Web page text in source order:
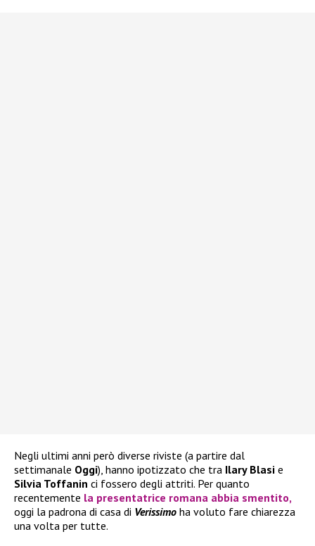
Negli ultimi anni però diverse riviste (a partire dal
settimanale Oggi), hanno ipotizzato che tra Ilary Blasi e
Silvia Toffanin ci fossero degli attriti. Per quanto
recentemente la presentatrice romana abbia smentito,
oggi la padrona di casa di Verissimo ha voluto fare chiarezza
una volta per tutte.